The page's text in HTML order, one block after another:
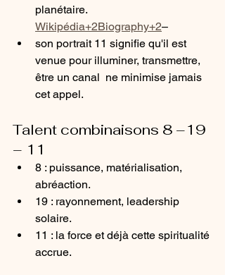
planétaire.
Wikipédia+2Biography+2–
son portrait 11 signifie qu'il est
venue pour illuminer, transmettre,
être un canal  ne minimise jamais
cet appel.
Talent combinaisons 8 –19
– 11
8 : puissance, matérialisation,
abréaction.
19 : rayonnement, leadership
solaire.
11 : la force et déjà cette spiritualité
accrue.